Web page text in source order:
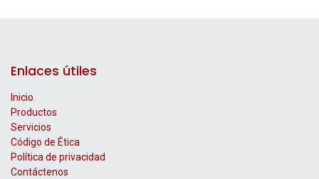
Enlaces útiles
Inicio
Productos
Servicios
Código de Ética
Política de privacidad
Contáctenos